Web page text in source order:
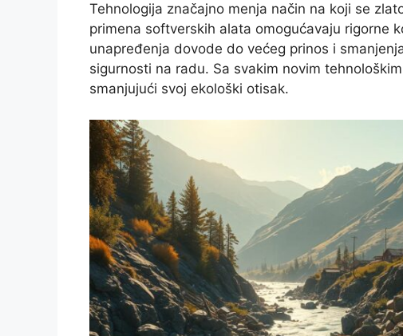
Tehnologija značajno menja način na koji se
primena softverskih alata omogućavaju rigorne
unapređenja dovode do većeg prinos i
sigurnosti na radu. Sa svakim novim
smanjujući svoj ekološki otisak.